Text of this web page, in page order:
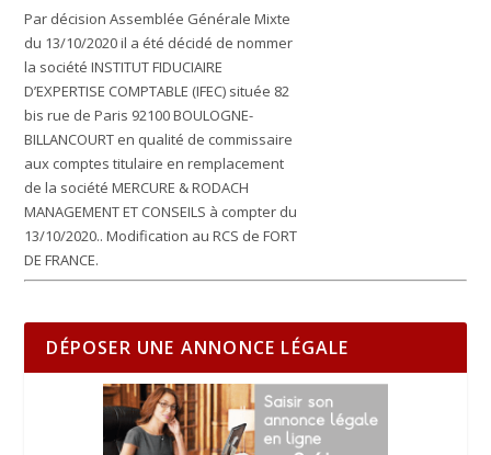
Par décision Assemblée Générale Mixte
du 13/10/2020 il a été décidé de nommer
la société INSTITUT FIDUCIAIRE
D’EXPERTISE COMPTABLE (IFEC) située 82
bis rue de Paris 92100 BOULOGNE-
BILLANCOURT en qualité de commissaire
aux comptes titulaire en remplacement
de la société MERCURE & RODACH
MANAGEMENT ET CONSEILS à compter du
13/10/2020.. Modification au RCS de FORT
DE FRANCE.
DÉPOSER UNE ANNONCE LÉGALE